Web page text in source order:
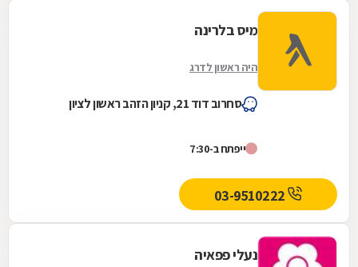
מיס בלרינה
היה ראשון לדרג
סחרוב דוד 21, קניון הזהב ראשון לציון
ייפתח ב-7:30
03-9510222
נעלי פפאיה